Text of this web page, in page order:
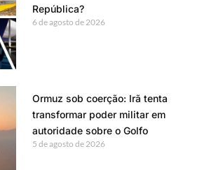
República?
6 de agosto de 2026
Ormuz sob coerção: Irã tenta
transformar poder militar em
autoridade sobre o Golfo
5 de agosto de 2026